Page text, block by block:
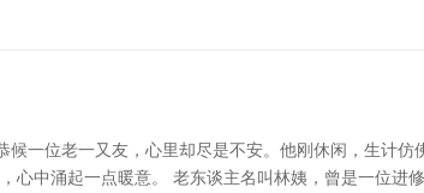
一位老一又友，心里却尽是不安。他刚休闲，生计仿
心中涌起一点暖意。 老东谈主名叫林姨，曾是一位进